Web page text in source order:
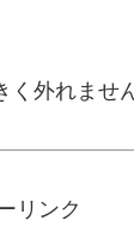
外れませ
リンク